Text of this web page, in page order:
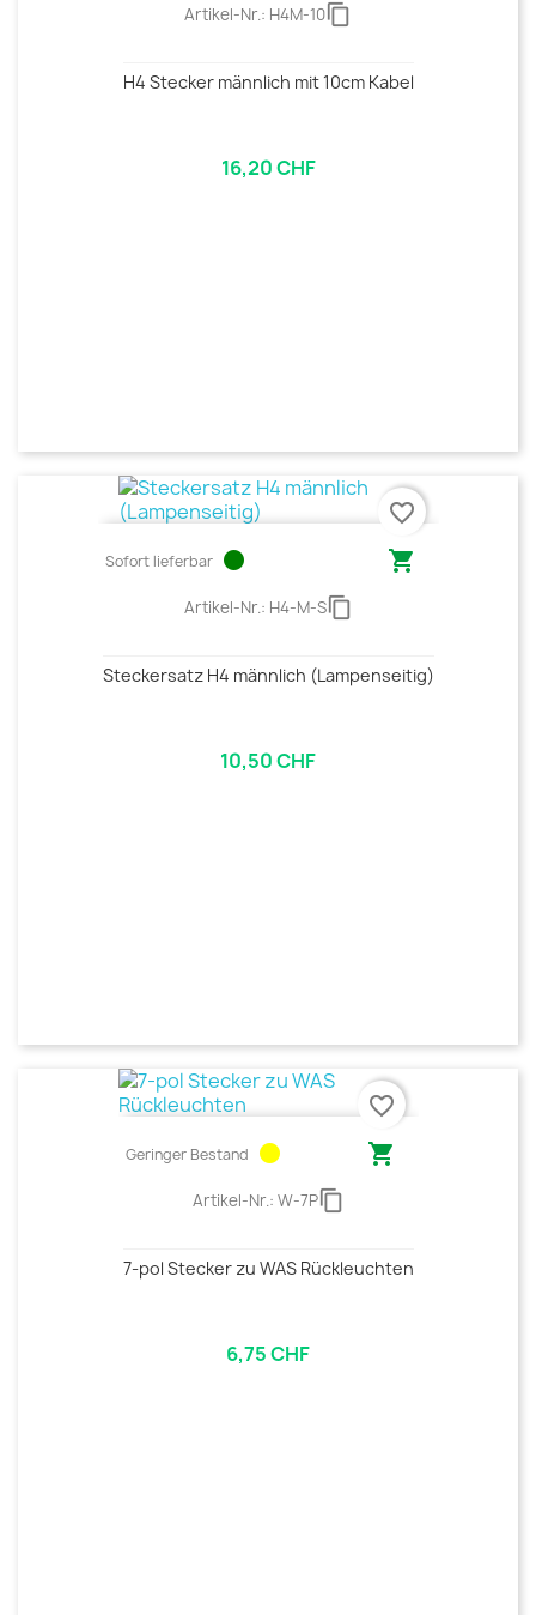
Artikel-Nr.: H4M-10content_copy
H4 Stecker männlich mit 10cm Kabel
16,20 CHF
Sofort lieferbar circle 
Artikel-Nr.: H4-M-Scontent_copy
Steckersatz H4 männlich (Lampenseitig)
10,50 CHF
favorite_border
Geringer Bestand circle 
Artikel-Nr.: W-7Pcontent_copy
7-pol Stecker zu WAS Rückleuchten
6,75 CHF
favorite_border